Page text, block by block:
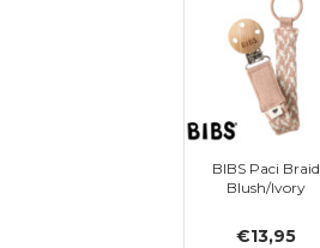
BIBS Paci Braid
Blush/Ivory
€13,95